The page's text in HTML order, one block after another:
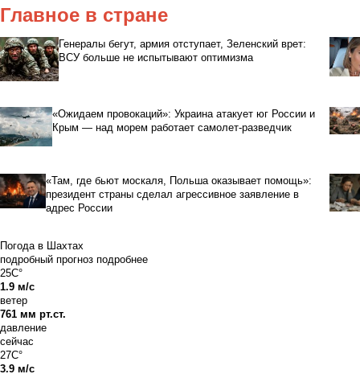
Главное в стране
Генералы бегут, армия отступает, Зеленский врет:
ВСУ больше не испытывают оптимизма
«Ожидаем провокаций»: Украина атакует юг России и
Крым — над морем работает самолет-разведчик
«Там, где бьют москаля, Польша оказывает помощь»:
президент страны сделал агрессивное заявление в
адрес России
Погода в Шахтах
подробный прогноз подробнее
25C°
1.9 м/с
ветер
761 мм рт.ст.
давление
сейчас
27C°
3.9 м/с